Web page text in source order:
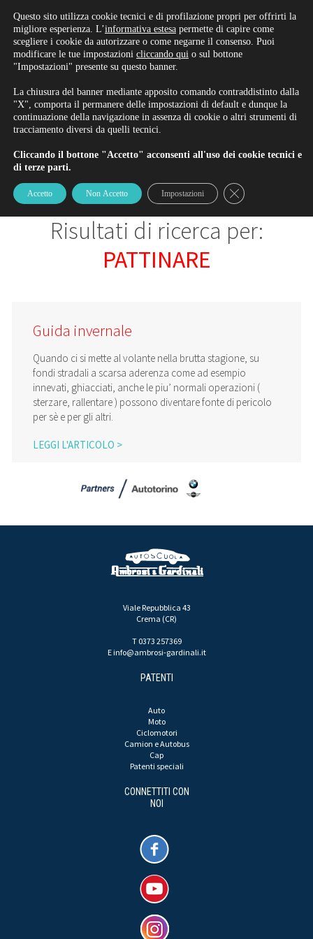
Rinnova/Iscriviti alla patente
Il Blog di Ambrosi & Gardinali
Risultati di ricerca per:
PATTINARE
Guida invernale
Quando ci si mette al volante nella brutta stagione, su
fondi stradali a scarsa aderenza come ad esempio
innevati, ghiacciati, anche le piu’ normali operazioni (
sterzare, rallentare ) possono diventare fonte di pericolo
per sè e per gli altri.
LEGGI L'ARTICOLO >
Viale Repubblica 43
Crema (CR)
T 0373 257369
E info@ambrosi-gardinali.it
PATENTI
Auto
Moto
Ciclomotori
Camion e Autobus
Cap
Patenti speciali
CONNETTITI CON
NOI
Questo sito utilizza cookie tecnici e di profilazione propri per offrirti la
migliore esperienza. L’informativa estesa permette di capire come
scegliere i cookie da autorizzare o come negarne il consenso. Puoi
modificare le tue impostazioni cliccando qui o sul bottone
"Impostazioni" presente su questo banner.
La chiusura del banner mediante apposito comando contraddistinto dalla
"X", comporta il permanere delle impostazioni di default e dunque la
continuazione della navigazione in assenza di cookie o altri strumenti di
tracciamento diversi da quelli tecnici.
Cliccando il bottone "Accetto" acconsenti all'uso dei cookie tecnici e
di terze parti.
Accetto Non Accetto Impostazioni Close GDPR